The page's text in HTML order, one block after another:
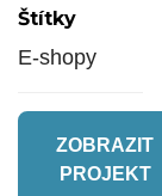
Štítky
E-shopy
ZOBRAZIT
PROJEKT